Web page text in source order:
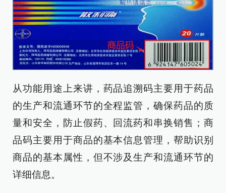
从功能用途上来讲，药品追溯码主要用于药品
的生产和流通环节的全程监管，确保药品的质
量和安全，防止假药、回流药和串换销售；商
品码主要用于商品的基本信息管理，帮助识别
商品的基本属性，但不涉及生产和流通环节的
详细信息。